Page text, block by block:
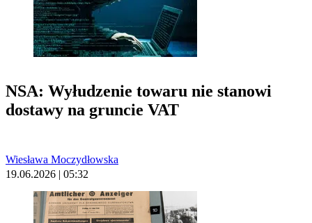
NSA: Wyłudzenie towaru nie stanowi
dostawy na gruncie VAT
Wiesława Moczydłowska
19.06.2026 | 05:32